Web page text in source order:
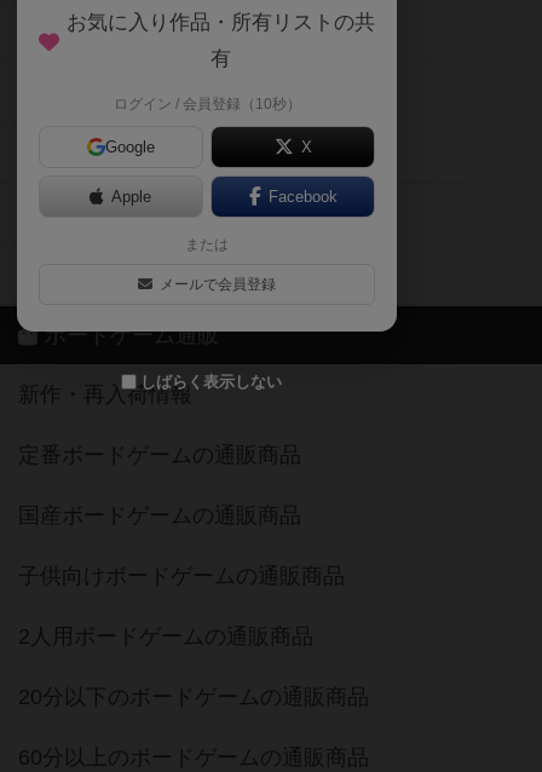
お気に入り作品・所有リストの共
有
ログイン / 会員登録（10秒）
Google X
Apple Facebook
または
メールで会員登録
しばらく表示しない
メカニクス特集
掲示板・トピックス
ボドとも・会員一覧
ボードゲーム業界コラム
ボドゲーマご利用案内
ボードゲーム通販
新作・再入荷情報
定番ボードゲームの通販商品
国産ボードゲームの通販商品
子供向けボードゲームの通販商品
2人用ボードゲームの通販商品
20分以下のボードゲームの通販商品
60分以上のボードゲームの通販商品